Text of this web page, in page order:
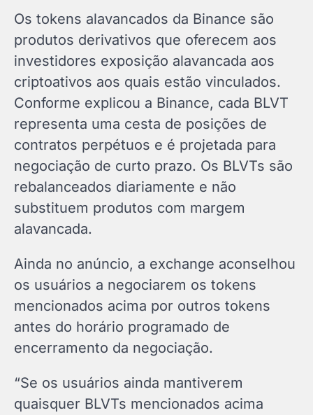
Os tokens alavancados da Binance são
produtos derivativos que oferecem aos
investidores exposição alavancada aos
criptoativos aos quais estão vinculados.
Conforme explicou a Binance, cada BLVT
representa uma cesta de posições de
contratos perpétuos e é projetada para
negociação de curto prazo. Os BLVTs são
rebalanceados diariamente e não
substituem produtos com margem
alavancada.
Ainda no anúncio, a exchange aconselhou
os usuários a negociarem os tokens
mencionados acima por outros tokens
antes do horário programado de
encerramento da negociação.
“Se os usuários ainda mantiverem
quaisquer BLVTs mencionados acima